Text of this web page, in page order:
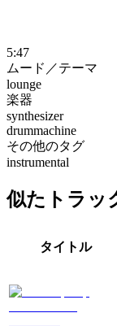
5:47
ムード／テーマ
lounge
楽器
synthesizer
drummachine
その他のタグ
instrumental
似たトラッ
タイトル